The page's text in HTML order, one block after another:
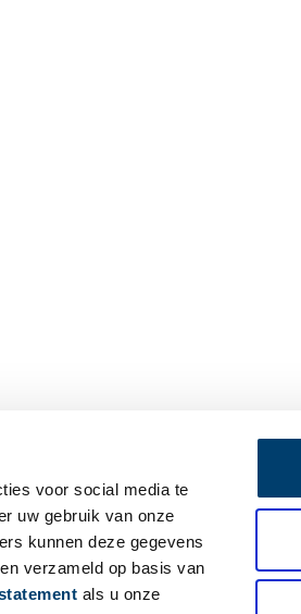
voor social media te
uw gebruik van onze
kunnen deze gegevens
verzameld op basis van
als u onze